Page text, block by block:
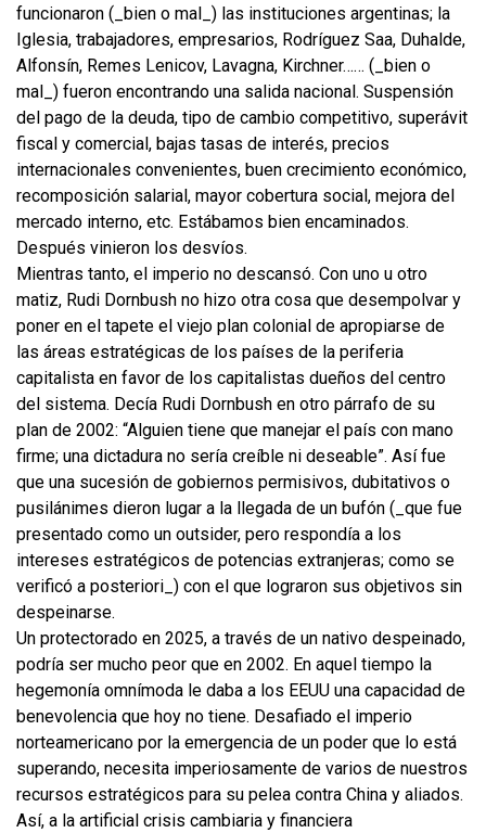
funcionaron (_bien o mal_) las instituciones argentinas; la
Iglesia, trabajadores, empresarios, Rodríguez Saa, Duhalde,
Alfonsín, Remes Lenicov, Lavagna, Kirchner…… (_bien o
mal_) fueron encontrando una salida nacional. Suspensión
del pago de la deuda, tipo de cambio competitivo, superávit
fiscal y comercial, bajas tasas de interés, precios
internacionales convenientes, buen crecimiento económico,
recomposición salarial, mayor cobertura social, mejora del
mercado interno, etc. Estábamos bien encaminados.
Después vinieron los desvíos.
Mientras tanto, el imperio no descansó. Con uno u otro
matiz, Rudi Dornbush no hizo otra cosa que desempolvar y
poner en el tapete el viejo plan colonial de apropiarse de
las áreas estratégicas de los países de la periferia
capitalista en favor de los capitalistas dueños del centro
del sistema. Decía Rudi Dornbush en otro párrafo de su
plan de 2002: “Alguien tiene que manejar el país con mano
firme; una dictadura no sería creíble ni deseable”. Así fue
que una sucesión de gobiernos permisivos, dubitativos o
pusilánimes dieron lugar a la llegada de un bufón (_que fue
presentado como un outsider, pero respondía a los
intereses estratégicos de potencias extranjeras; como se
verificó a posteriori_) con el que lograron sus objetivos sin
despeinarse.
Un protectorado en 2025, a través de un nativo despeinado,
podría ser mucho peor que en 2002. En aquel tiempo la
hegemonía omnímoda le daba a los EEUU una capacidad de
benevolencia que hoy no tiene. Desafiado el imperio
norteamericano por la emergencia de un poder que lo está
superando, necesita imperiosamente de varios de nuestros
recursos estratégicos para su pelea contra China y aliados.
Así, a la artificial crisis cambiaria y financiera